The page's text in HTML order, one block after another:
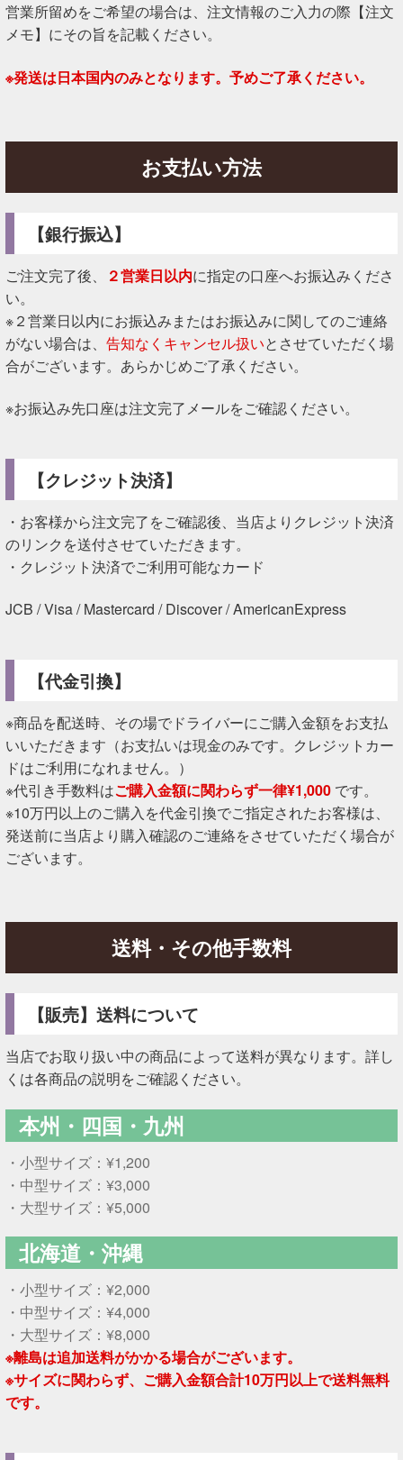
営業所留めをご希望の場合は、注文情報のご入力の際【注文
メモ】にその旨を記載ください。
※発送は日本国内のみとなります。予めご了承ください。
お支払い方法
【銀行振込】
ご注文完了後、 ２営業日以内に指定の口座へお振込みくださ
い。
※２営業日以内にお振込みまたはお振込みに関してのご連絡
がない場合は、 告知なくキャンセル扱いとさせていただく場
合がございます。あらかじめご了承ください。
※お振込み先口座は注文完了メールをご確認ください。
【クレジット決済】
・お客様から注文完了をご確認後、当店よりクレジット決済
のリンクを送付させていただきます。
・クレジット決済でご利用可能なカード
JCB / Visa / Mastercard / Discover / AmericanExpress
【代金引換】
※商品を配送時、その場でドライバーにご購入金額をお支払
いいただきます（お支払いは現金のみです。クレジットカー
ドはご利用になれません。）
※代引き手数料はご購入金額に関わらず一律¥1,000です。
※10万円以上のご購入を代金引換でご指定されたお客様は、
発送前に当店より購入確認のご連絡をさせていただく場合が
ございます。
送料・その他手数料
【販売】送料について
当店でお取り扱い中の商品によって送料が異なります。詳し
くは各商品の説明をご確認ください。
本州・四国・九州
・小型サイズ：¥1,200
・中型サイズ：¥3,000
・大型サイズ：¥5,000
北海道・沖縄
・小型サイズ：¥2,000
・中型サイズ：¥4,000
・大型サイズ：¥8,000
※離島は追加送料がかかる場合がございます。
※サイズに関わらず、ご購入金額合計10万円以上で送料無料
です。